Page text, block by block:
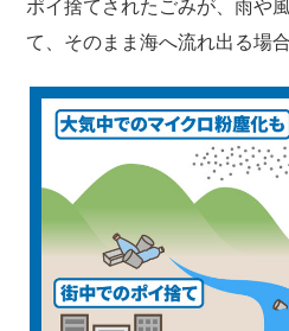
ポイ捨てされたごみが、雨や
て、そのまま海へ流れ出る場